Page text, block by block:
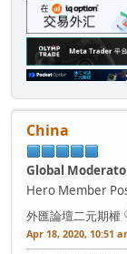
China
Global
Hero Member
外匯論壇二元期權
Apr 18, 2020, 10:51